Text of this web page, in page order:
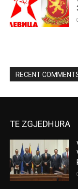
RECENT
TE ZGJEDHURA